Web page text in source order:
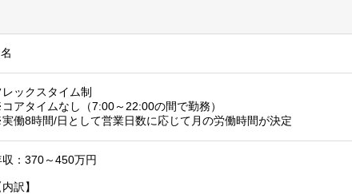
レックスタイム制
アタイムなし（7:00～22:00の間で勤務）
働8時間/日として営業日数に応じて月の労働時間が決定
収：370～450万円
内訳】